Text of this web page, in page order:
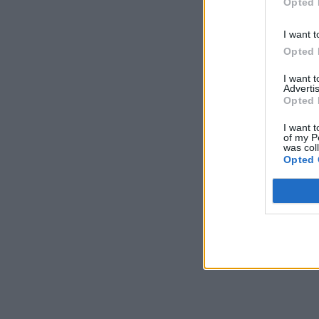
I want
Opted
I want
Opted
I want
of my
was
Opted